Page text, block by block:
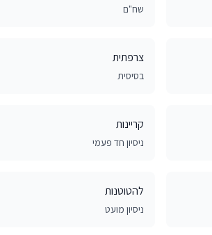
שח"ם
צרפתית
בסיסית
קריינות
ניסיון חד פעמי
להטוטנות
ניסיון מועט